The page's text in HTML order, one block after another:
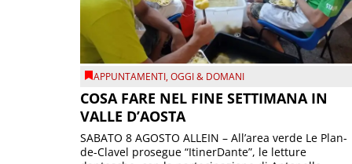
APPUNTAMENTI,OGGI & DOMANI
COSA FARE NEL FINE SETTIMANA IN
VALLE D’AOSTA
SABATO 8 AGOSTO ALLEIN – All’area verde Le Plan-
de-Clavel prosegue “ItinerDante”, le letture